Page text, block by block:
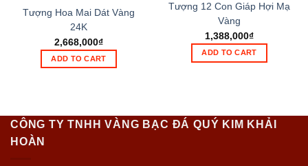
Tượng Hoa Mai Dát Vàng
24K
2,668,000₫
ADD TO CART
Tượng 12 Con Giáp Hợi Mạ
Vàng
1,388,000₫
ADD TO CART
CÔNG TY TNHH VÀNG BẠC ĐÁ QUÝ KIM KHẢI
HOÀN